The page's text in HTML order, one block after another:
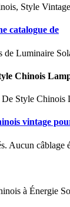
Style
catalogue de
Luminaire
Chinois
Style
vintage
Aucun
à Énergie